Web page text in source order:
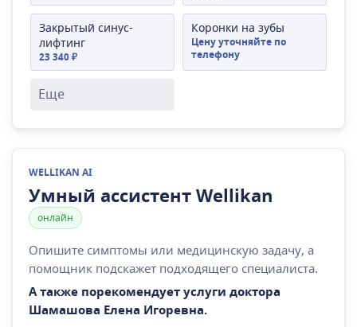
Закрытый синус-
лифтинг
23 340 ₽
Коронки на зубы
Цену уточняйте по
телефону
Еще
WELLIKAN AI
Умный ассистент Wellikan
онлайн
Опишите симптомы или медицинскую задачу, а
помощник подскажет подходящего специалиста.
А также порекомендует услуги доктора
Шамашова Елена Игоревна.